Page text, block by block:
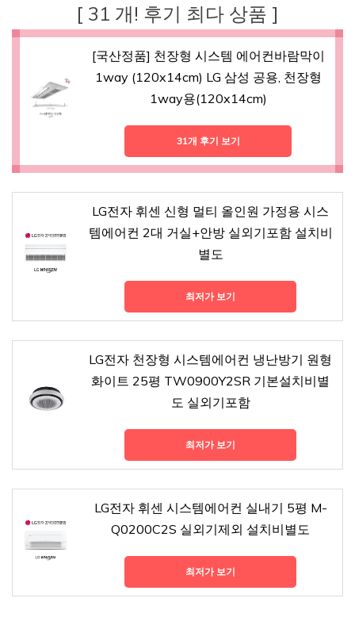
[ 31 개! 후기 최다 상품 ]
[국산정품] 천장형 시스템 에어컨바람막이
1way (120x14cm) LG 삼성 공용, 천장형
1way용(120x14cm)
31개 후기 보기
LG전자 휘센 신형 멀티 올인원 가정용 시스
템에어컨 2대 거실+안방 실외기포함 설치비
별도
최저가 보기
LG전자 천장형 시스템에어컨 냉난방기 원형
화이트 25평 TW0900Y2SR 기본설치비별
도 실외기포함
최저가 보기
LG전자 휘센 시스템에어컨 실내기 5평 M-
Q0200C2S 실외기제외 설치비별도
최저가 보기